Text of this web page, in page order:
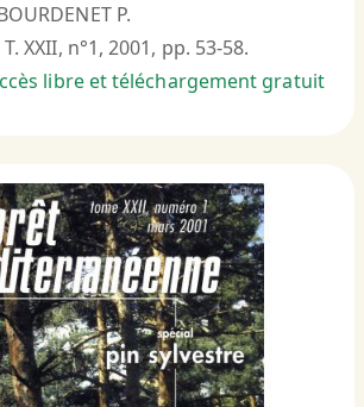
P.
XXII, n°1, 2001, pp. 53-58.
libre et téléchargement gratuit